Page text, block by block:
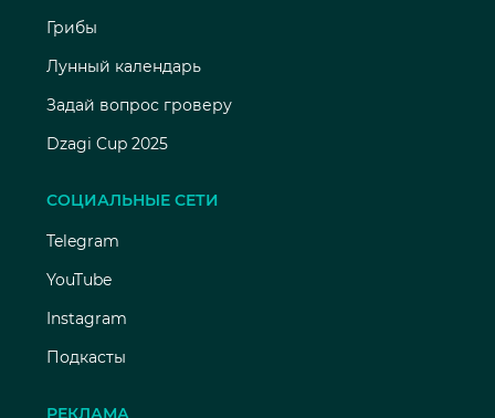
Грибы
Лунный календарь
Задай вопрос гроверу
Dzagi Cup 2025
СОЦИАЛЬНЫЕ СЕТИ
Telegram
YouTube
Instagram
Подкасты
РЕКЛАМА